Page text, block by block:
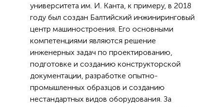
университета им. И. Канта, к примеру, в 2018
году был создан Балтийский инжиниринговый
центр машиностроения. Его основными
компетенциями являются решение
инженерных задач по проектированию,
подготовке и созданию конструкторской
документации, разработке опытно-
промышленных образцов и созданию
нестандартных видов оборудования. За